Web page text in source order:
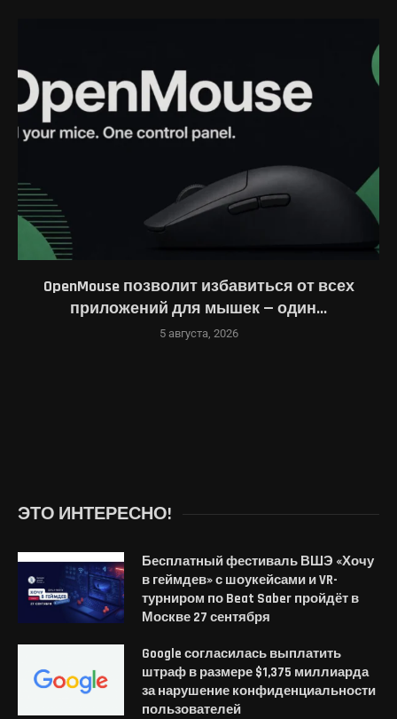
OpenMouse позволит избавиться от всех
приложений для мышек — один...
5 августа, 2026
ЭТО ИНТЕРЕСНО!
Бесплатный фестиваль ВШЭ «Хочу
в геймдев» с шоукейсами и VR-
турниром по Beat Saber пройдёт в
Москве 27 сентября
Google согласилась выплатить
штраф в размере $1,375 миллиарда
за нарушение конфиденциальности
пользователей